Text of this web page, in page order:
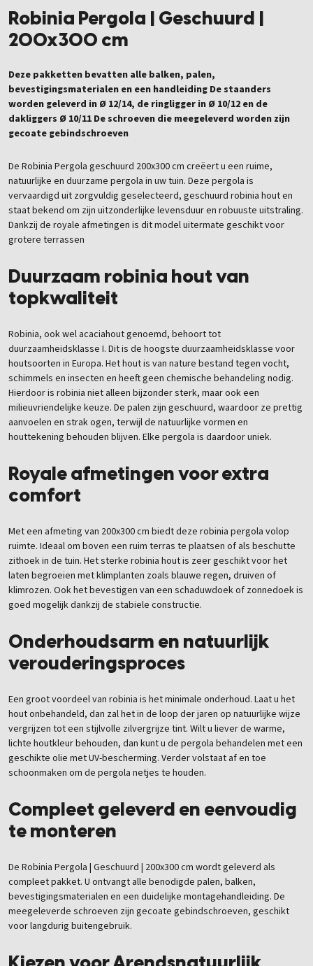
Robinia Pergola | Geschuurd |
200x300 cm
Deze pakketten bevatten alle balken, palen,
bevestigingsmaterialen en een handleiding De staanders
worden geleverd in Ø 12/14, de ringligger in Ø 10/12 en de
dakliggers Ø 10/11 De schroeven die meegeleverd worden zijn
gecoate gebindschroeven
De Robinia Pergola geschuurd 200x300 cm creëert u een ruime,
natuurlijke en duurzame pergola in uw tuin. Deze pergola is
vervaardigd uit zorgvuldig geselecteerd, geschuurd robinia hout en
staat bekend om zijn uitzonderlijke levensduur en robuuste uitstraling.
Dankzij de royale afmetingen is dit model uitermate geschikt voor
grotere terrassen
Duurzaam robinia hout van
topkwaliteit
Robinia, ook wel acaciahout genoemd, behoort tot
duurzaamheidsklasse I. Dit is de hoogste duurzaamheidsklasse voor
houtsoorten in Europa. Het hout is van nature bestand tegen vocht,
schimmels en insecten en heeft geen chemische behandeling nodig.
Hierdoor is robinia niet alleen bijzonder sterk, maar ook een
milieuvriendelijke keuze. De palen zijn geschuurd, waardoor ze prettig
aanvoelen en strak ogen, terwijl de natuurlijke vormen en
houttekening behouden blijven. Elke pergola is daardoor uniek.
Royale afmetingen voor extra
comfort
Met een afmeting van 200x300 cm biedt deze robinia pergola volop
ruimte. Ideaal om boven een ruim terras te plaatsen of als beschutte
zithoek in de tuin. Het sterke robinia hout is zeer geschikt voor het
laten begroeien met klimplanten zoals blauwe regen, druiven of
klimrozen. Ook het bevestigen van een schaduwdoek of zonnedoek is
goed mogelijk dankzij de stabiele constructie.
Onderhoudsarm en natuurlijk
verouderingsproces
Een groot voordeel van robinia is het minimale onderhoud. Laat u het
hout onbehandeld, dan zal het in de loop der jaren op natuurlijke wijze
vergrijzen tot een stijlvolle zilvergrijze tint. Wilt u liever de warme,
lichte houtkleur behouden, dan kunt u de pergola behandelen met een
geschikte olie met UV-bescherming. Verder volstaat af en toe
schoonmaken om de pergola netjes te houden.
Compleet geleverd en eenvoudig
te monteren
De Robinia Pergola | Geschuurd | 200x300 cm wordt geleverd als
compleet pakket. U ontvangt alle benodigde palen, balken,
bevestigingsmaterialen en een duidelijke montagehandleiding. De
meegeleverde schroeven zijn gecoate gebindschroeven, geschikt
voor langdurig buitengebruik.